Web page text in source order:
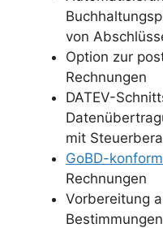
von
Option zur
Rechnungen
DATEV-
mit
GoBD-
Rechnungen
Vorbereitung